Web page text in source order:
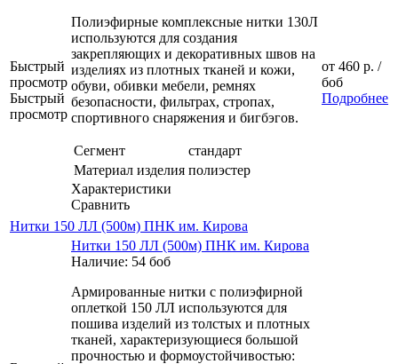
Быстрый
просмотр
Быстрый
просмотр
Полиэфирные комплексные нитки 130Л
используются для создания
закрепляющих и декоративных швов на
изделиях из плотных тканей и кожи,
обуви, обивки мебели, ремнях
безопасности, фильтрах, стропах,
спортивного снаряжения и бигбэгов.
Сегмент
стандарт
Материал изделия полиэстер
Характеристики
Сравнить
от 460 р. /
боб
Подробнее
Нитки 150 ЛЛ (500м) ПНК им. Кирова
Нитки 150 ЛЛ (500м) ПНК им. Кирова
Наличие: 54 боб
Армированные нитки с полиэфирной
оплеткой 150 ЛЛ используются для
пошива изделий из толстых и плотных
тканей, характеризующиеся большой
прочностью и формоустойчивостью: